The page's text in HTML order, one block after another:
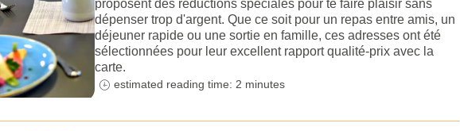
proposent des réductions spéciales pour te faire plaisir sans
dépenser trop d'argent. Que ce soit pour un repas entre amis, un
déjeuner rapide ou une sortie en famille, ces adresses ont été
sélectionnées pour leur excellent rapport qualité-prix avec la
carte.
estimated reading time: 2 minutes